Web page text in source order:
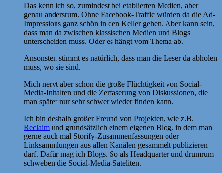
Das kenn ich so, zumindest bei etablierten Medien, aber
genau andersrum. Ohne Facebook-Traffic würden da die Ad-
Impressions ganz schön in den Keller gehen. Aber kann sein,
dass man da zwischen klassischen Medien und Blogs
unterscheiden muss. Oder es hängt vom Thema ab.
Ansonsten stimmt es natürlich, dass man die Leser da abholen
muss, wo sie sind.
Mich nervt aber schon die große Flüchtigkeit von Social-
Media-Inhalten und die Zerfaserung von Diskussionen, die
man später nur sehr schwer wieder finden kann.
Ich bin deshalb großer Freund von Projekten, wie z.B.
Reclaim und grundsätzlich einem eigenen Blog, in dem man
gerne auch mal Storify-Zusammenfassungen oder
Linksammlungen aus allen Kanälen gesammelt publizieren
darf. Dafür mag ich Blogs. So als Headquarter und drumrum
schweben die Social-Media-Sateliten.